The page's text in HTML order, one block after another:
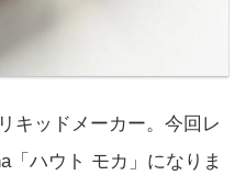
キッドメーカー。今回レ
「ハウト モカ」になりま